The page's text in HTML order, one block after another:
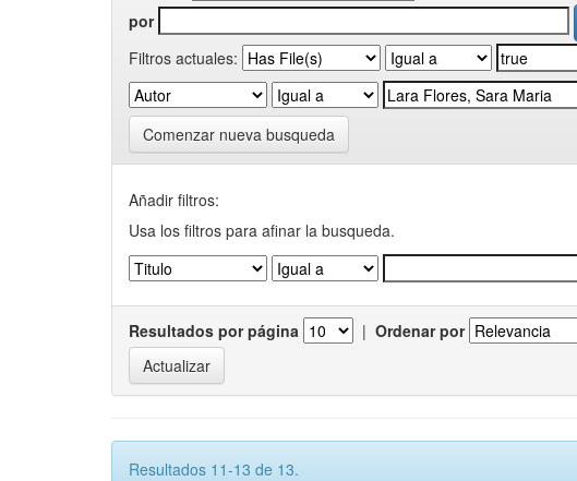
por
Filtros actuales:
Comenzar nueva busqueda
Añadir filtros:
Usa los filtros para afinar la busqueda.
Resultados por página | Ordenar por
Resultados 11-13 de 13.